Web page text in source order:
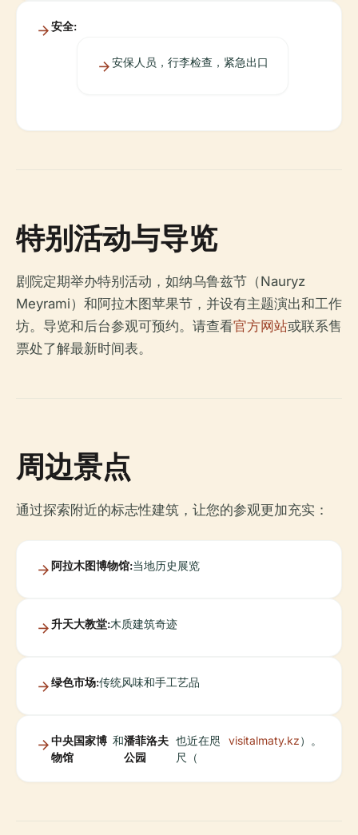
安全:
安保人员，行李检查，紧急出口
特别活动与导览
剧院定期举办特别活动，如纳乌鲁兹节（Nauryz
Meyrami）和阿拉木图苹果节，并设有主题演出和工作
坊。导览和后台参观可预约。请查看官方网站或联系售
票处了解最新时间表。
周边景点
通过探索附近的标志性建筑，让您的参观更加充实：
阿拉木图博物馆:当地历史展览
升天大教堂:木质建筑奇迹
绿色市场:传统风味和手工艺品
中央国家博
物馆
和潘菲洛夫
公园
也近在咫
尺（
visitalmaty.kz）。